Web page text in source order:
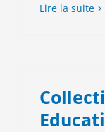
Lire la suite